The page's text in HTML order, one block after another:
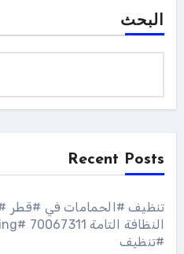
البحث
Recent Posts
تنظيف #الحمامات في #قطر
#تنظيف